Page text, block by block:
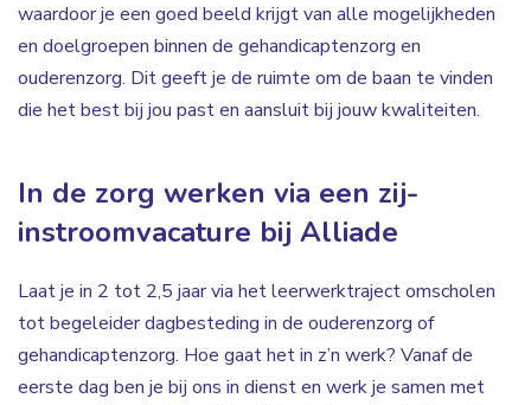
waardoor je een goed beeld krijgt van alle mogelijkheden
en doelgroepen binnen de gehandicaptenzorg en
ouderenzorg. Dit geeft je de ruimte om de baan te vinden
die het best bij jou past en aansluit bij jouw kwaliteiten.
In de zorg werken via een zij-
instroomvacature bij Alliade
Laat je in 2 tot 2,5 jaar via het leerwerktraject omscholen
tot begeleider dagbesteding in de ouderenzorg of
gehandicaptenzorg. Hoe gaat het in z’n werk? Vanaf de
eerste dag ben je bij ons in dienst en werk je samen met